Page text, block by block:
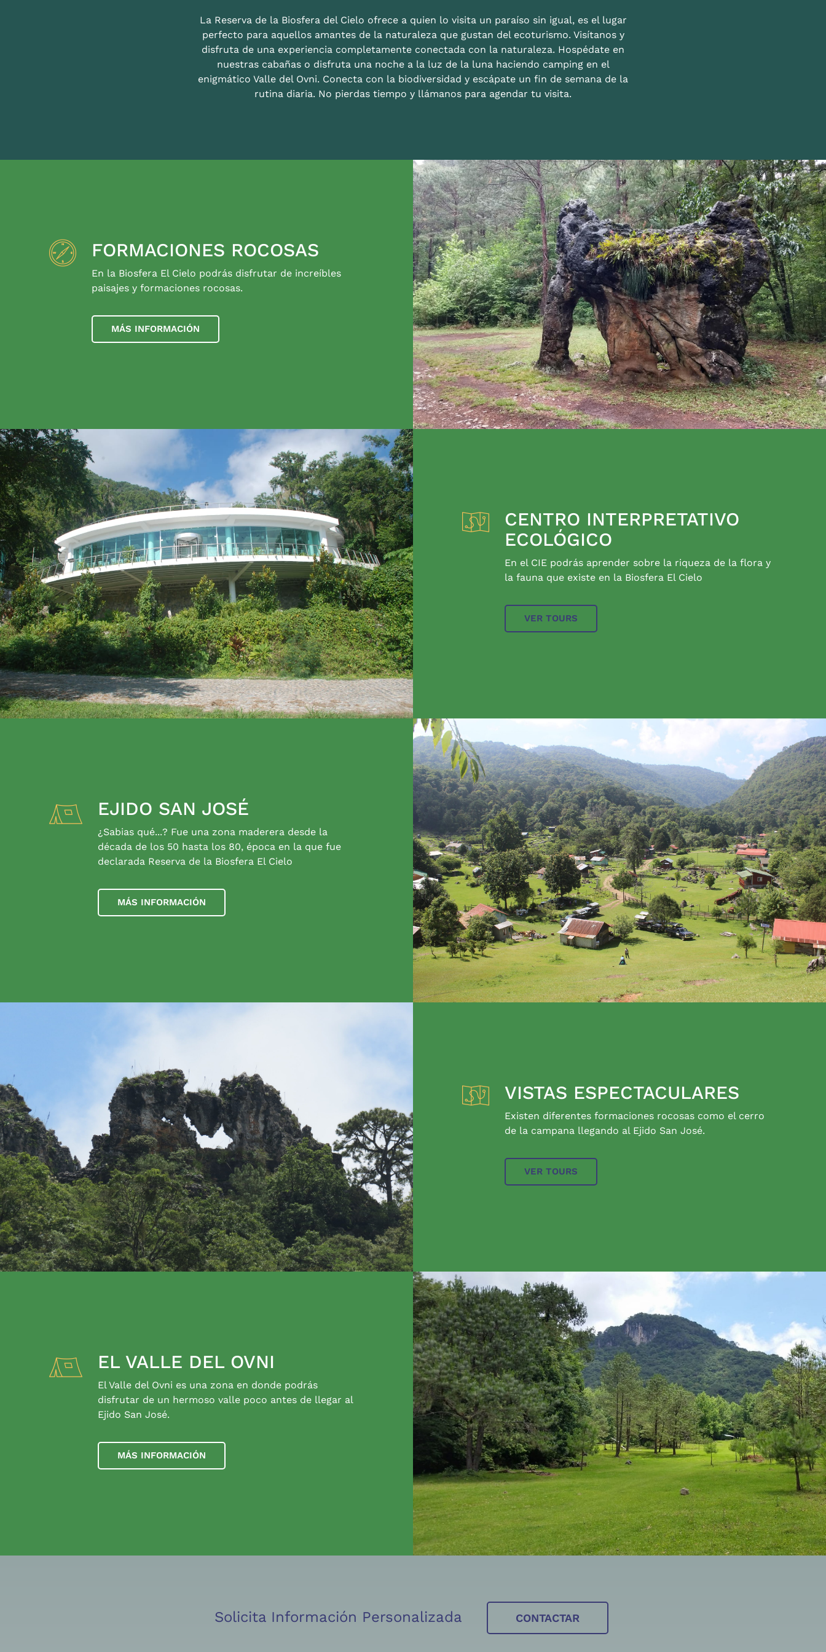
La Reserva de la Biosfera del Cielo ofrece a quien lo visita un paraíso sin igual, es el lugar
perfecto para aquellos amantes de la naturaleza que gustan del ecoturismo. Visítanos y
disfruta de una experiencia completamente conectada con la naturaleza. Hospédate en
nuestras cabañas o disfruta una noche a la luz de la luna haciendo camping en el
enigmático Valle del Ovni. Conecta con la biodiversidad y escápate un fin de semana de la
rutina diaria. No pierdas tiempo y llámanos para agendar tu visita.
FORMACIONES ROCOSAS
En la Biosfera El Cielo podrás disfrutar de increíbles
paisajes y formaciones rocosas.
MÁS INFORMACIÓN
CENTRO INTERPRETATIVO
ECOLÓGICO
En el CIE podrás aprender sobre la riqueza de la flora y
la fauna que existe en la Biosfera El Cielo
VER TOURS
EJIDO SAN JOSÉ
¿Sabias qué...? Fue una zona maderera desde la
década de los 50 hasta los 80, época en la que fue
declarada Reserva de la Biosfera El Cielo
MÁS INFORMACIÓN
VISTAS ESPECTACULARES
Existen diferentes formaciones rocosas como el cerro
de la campana llegando al Ejido San José.
VER TOURS
EL VALLE DEL OVNI
El Valle del Ovni es una zona en donde podrás
disfrutar de un hermoso valle poco antes de llegar al
Ejido San José.
MÁS INFORMACIÓN
Solicita Información Personalizada CONTACTAR